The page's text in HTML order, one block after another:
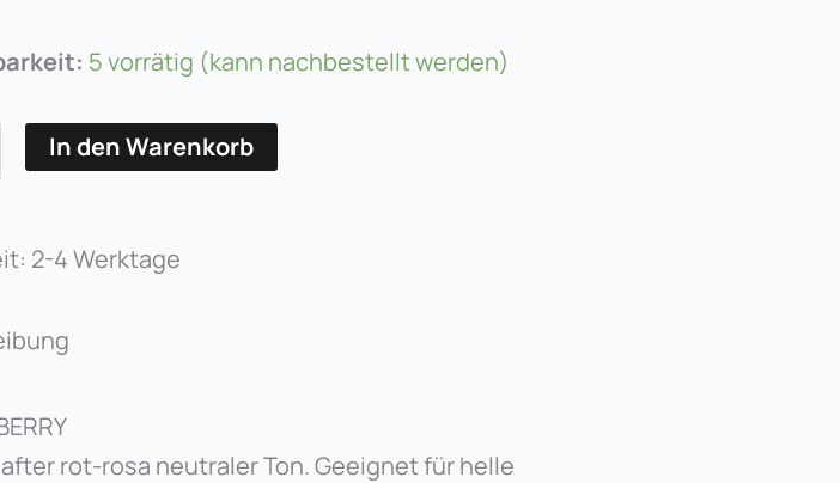
5 vorrätig (kann nachbestellt werden)
In den Warenkorb
2-4 Werktage
rot-rosa neutraler Ton. Geeignet für helle